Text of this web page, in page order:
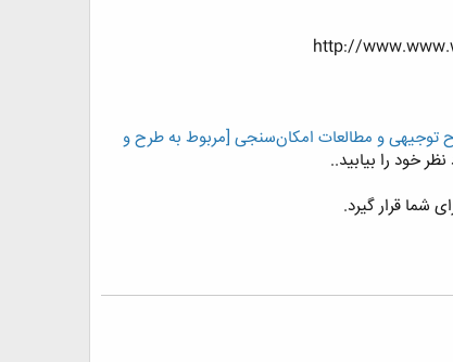
http://
توجيهی و مطالعات امكان‌سنجی [مربوط به طرح و
خود را بیابید..
شما قرار گیرد.